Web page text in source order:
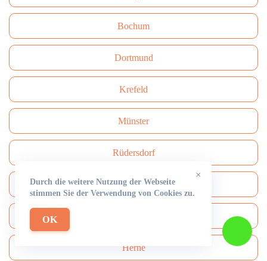
Bochum
Dortmund
Krefeld
Münster
Rüdersdorf
Mönchengladbach
Herne
×
Durch die weitere Nutzung der Webseite
stimmen Sie der Verwendung von Cookies zu.
OK